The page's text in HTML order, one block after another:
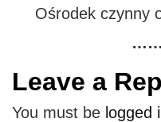
Ośrodek czynny
Leave a
You must be logged